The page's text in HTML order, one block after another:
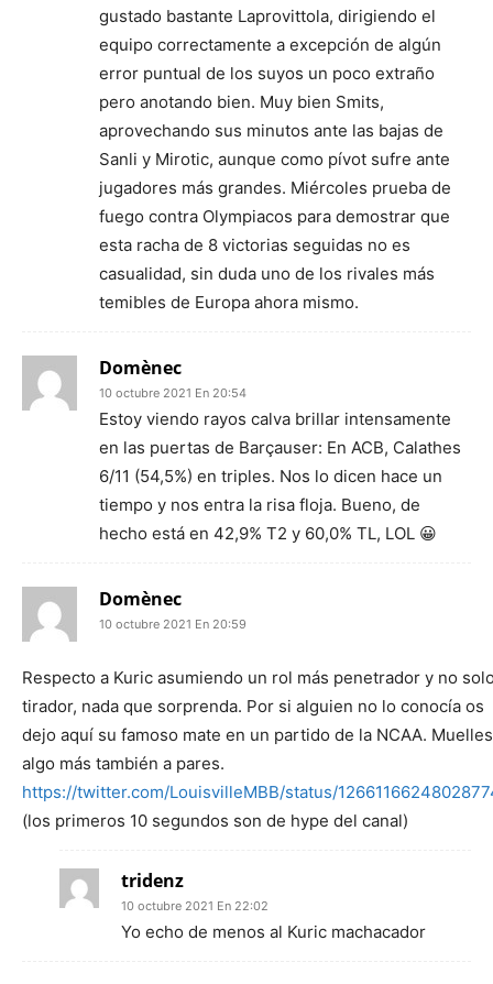
gustado bastante Laprovittola, dirigiendo el
equipo correctamente a excepción de algún
error puntual de los suyos un poco extraño
pero anotando bien. Muy bien Smits,
aprovechando sus minutos ante las bajas de
Sanli y Mirotic, aunque como pívot sufre ante
jugadores más grandes. Miércoles prueba de
fuego contra Olympiacos para demostrar que
esta racha de 8 victorias seguidas no es
casualidad, sin duda uno de los rivales más
temibles de Europa ahora mismo.
Domènec
10 octubre 2021 En 20:54
Estoy viendo rayos calva brillar intensamente
en las puertas de Barçauser: En ACB, Calathes
6/11 (54,5%) en triples. Nos lo dicen hace un
tiempo y nos entra la risa floja. Bueno, de
hecho está en 42,9% T2 y 60,0% TL, LOL 😀
Domènec
10 octubre 2021 En 20:59
Respecto a Kuric asumiendo un rol más penetrador y no
tirador, nada que sorprenda. Por si alguien no lo conocía os
dejo aquí su famoso mate en un partido de la NCAA.
algo más también a pares.
https://twitter.com/LouisvilleMBB/status/
(los primeros 10 segundos son de hype del canal)
tridenz
10 octubre 2021 En 22:02
Yo echo de menos al Kuric machacador